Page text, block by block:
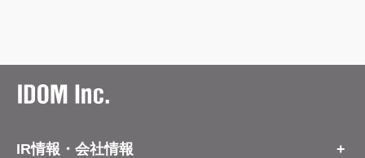
IR情報・会社情報